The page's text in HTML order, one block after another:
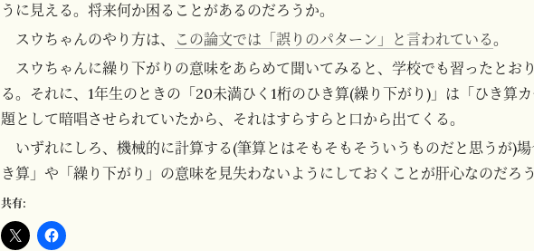
うに見える。将来何か困ることがあるのだろうか。
スウちゃんのやり方は、
この論文では「誤りのパターン」と言われている。
スウちゃんに繰り下がりの意味をあらめて聞いてみると、学校でも習ったとお
る。それに、1年生のときの「20未満ひく1桁のひき算(繰り下がり)」は「ひき算
題として暗唱させられていたから、それはすらすらと口から出てくる。
いずれにしろ、機械的に計算する(筆算とはそもそもそういうものだと思うが)
き算」や「繰り下がり」の意味を見失わないようにしておくことが肝心なのだろう
共有: